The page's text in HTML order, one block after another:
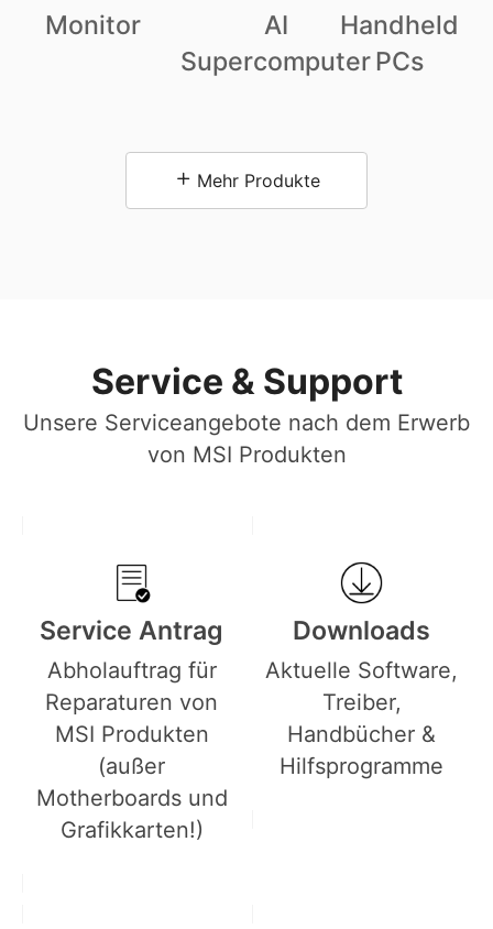
Monitor
AI
Supercomputer
Handheld
PCs
Mehr Produkte
Service & Support
Unsere Serviceangebote nach dem Erwerb
von MSI Produkten
Service Antrag
Abholauftrag für
Reparaturen von
MSI Produkten
(außer
Motherboards und
Grafikkarten!)
Downloads
Aktuelle Software,
Treiber,
Handbücher &
Hilfsprogramme